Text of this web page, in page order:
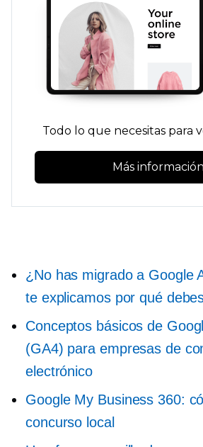
Todo lo que necesitas para
Más información
¿No has migrado a Google
te explicamos por qué
Conceptos básicos de
(GA4) para empresas de
electrónico
Google My Business 360:
concurso local